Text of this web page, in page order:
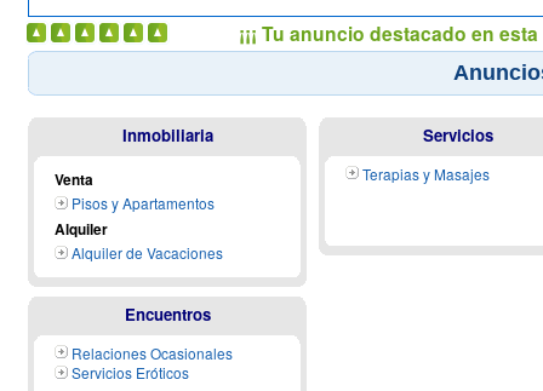
Inmobiliaria
Venta
Pisos y Apartamentos
Alquiler
Alquiler de Vacaciones
Encuentros
Relaciones Ocasionales
Servicios Eróticos
Servicios
Terapias y Masajes
¡¡¡ Tu anuncio destacado en